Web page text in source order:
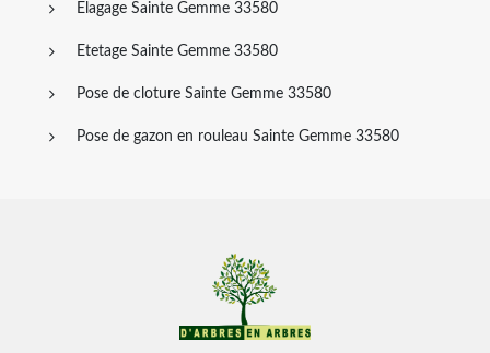
Elagage Sainte Gemme 33580
Etetage Sainte Gemme 33580
Pose de cloture Sainte Gemme 33580
Pose de gazon en rouleau Sainte Gemme 33580